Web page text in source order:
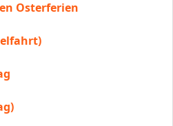
Osterferien